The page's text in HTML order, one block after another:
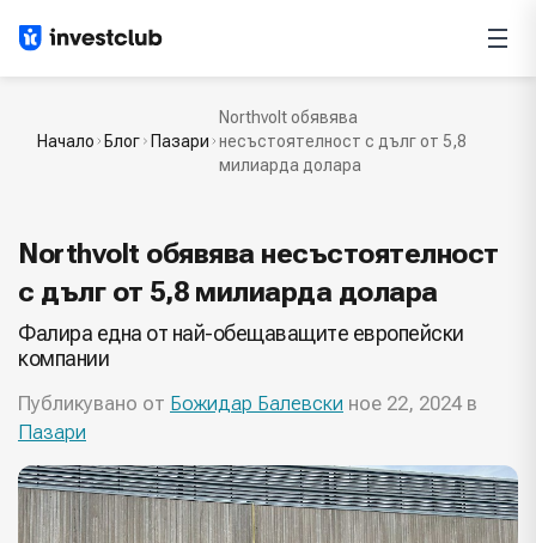
Начало Блог Пазари
Northvolt обявява
несъстоятелност с дълг от 5,8
милиарда долара
Northvolt обявява несъстоятелност
с дълг от 5,8 милиарда долара
Фалира една от най-обещаващите европейски
компании
Публикувано от Божидар Балевски ное 22, 2024 в
Пазари